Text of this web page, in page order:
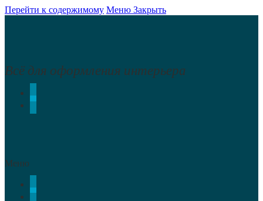
Перейти к содержимому Меню Закрыть
Всё для оформления интерьера
Меню